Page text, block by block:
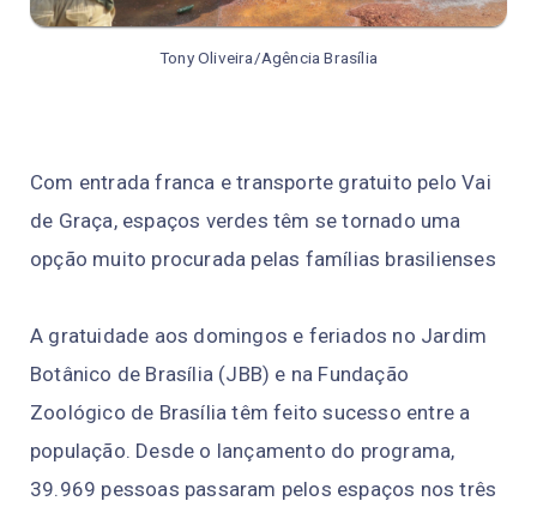
Tony Oliveira/Agência Brasília
Com entrada franca e transporte gratuito pelo Vai
de Graça, espaços verdes têm se tornado uma
opção muito procurada pelas famílias brasilienses
A gratuidade aos domingos e feriados no Jardim
Botânico de Brasília (JBB) e na Fundação
Zoológico de Brasília têm feito sucesso entre a
população. Desde o lançamento do programa,
39.969 pessoas passaram pelos espaços nos três